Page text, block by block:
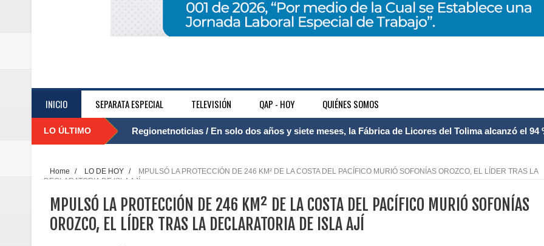
INICIO SEPARATA ESPECIAL TELEVISIÓN QAP - HOY QUIÉNES SOMOS
LO ÚLTIMO Regionetnoticias / El Aeropuerto Internacional Matecaña fortalece su conectividad con una
Regionetnoticias / Caldas fortalece el Mecanismo Articulador Departamental para el abordaje de
Home / LO DE HOY /
MPULSÓ LA PROTECCIÓN DE 246 KM² DE LA COSTA DEL PACÍFICO MURIÓ SOFONÍAS OROZCO, EL LÍDER TRAS LA
DECLARATORIA DE ISLA AJÍ
MPULSÓ LA PROTECCIÓN DE 246 KM² DE LA COSTA DEL PACÍFICO MURIÓ SOFONÍAS
OROZCO, EL LÍDER TRAS LA DECLARATORIA DE ISLA AJÍ